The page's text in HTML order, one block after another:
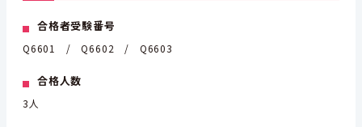
合格者受験番号
Q6601 / Q6602 / Q6603
合格人数
3人